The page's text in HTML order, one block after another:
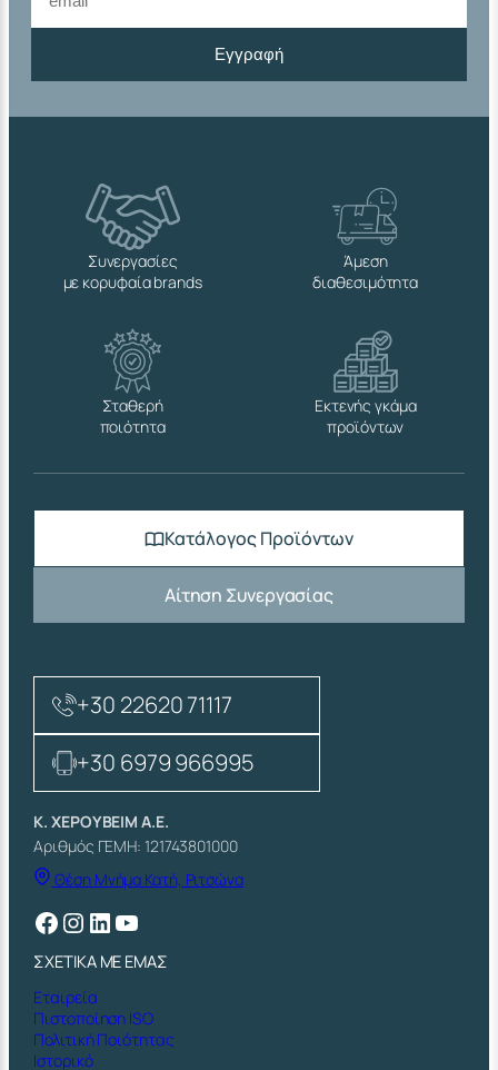
Εγγραφή
Συνεργασίες
με κορυφαία brands
Άμεση
διαθεσιμότητα
Σταθερή
ποιότητα
Εκτενής γκάμα
προϊόντων
Κατάλογος Προϊόντων
Αίτηση Συνεργασίας
+30 22620 71117
+30 6979 966995
Κ. ΧΕΡΟΥΒΕΙΜ Α.Ε.
Αριθμός ΓΕΜΗ: 121743801000
Θέση Μνήμα Κατή, Ριτσώνα
Facebook Instagram Linkedin YouTube
ΣΧΕΤΙΚΑ ΜΕ ΕΜΑΣ
Εταιρεία
Πιστοποίηση ISO
Πολιτική Ποιότητας
Ιστορικό